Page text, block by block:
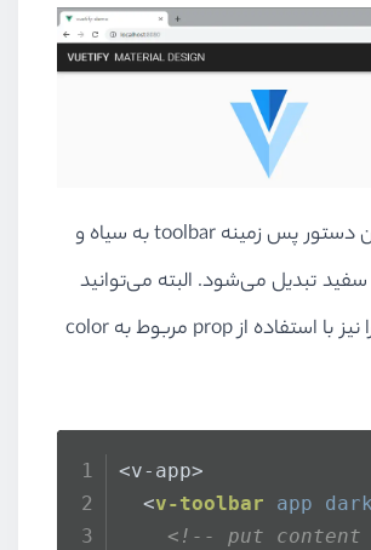
با استفاده از این دستور پس زمینه toolbar به سیاه و
تبدیل می‌شود. البته می‌توانید
رنگ این حالت را نیز با استفاده از prop مربوط به color
<v-app>
<v-toolbar app dark
<!-- put